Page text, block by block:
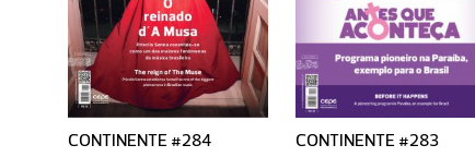
CONTINENTE #284 CONTINENTE #283